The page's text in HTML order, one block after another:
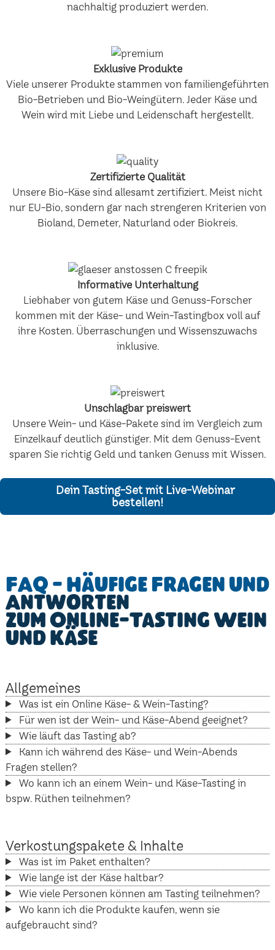
nachhaltig produziert werden.
Exklusive Produkte
Viele unserer Produkte stammen von familiengeführten
Bio-Betrieben und Bio-Weingütern. Jeder Käse und
Wein wird mit Liebe und Leidenschaft hergestellt.
Zertifizierte Qualität
Unsere Bio-Käse sind allesamt zertifiziert. Meist nicht
nur EU-Bio, sondern gar nach strengeren Kriterien von
Bioland, Demeter, Naturland oder Biokreis.
Informative Unterhaltung
Liebhaber von gutem Käse und Genuss-Forscher
kommen mit der Käse- und Wein-Tastingbox voll auf
ihre Kosten. Überraschungen und Wissenszuwachs
inklusive.
Unschlagbar preiswert
Unsere Wein- und Käse-Pakete sind im Vergleich zum
Einzelkauf deutlich günstiger. Mit dem Genuss-Event
sparen Sie richtig Geld und tanken Genuss mit Wissen.
Dein Tasting-Set mit Live-Webinar
bestellen!
FAQ - Häufige Fragen und
Antworten
zum Online-Tasting Wein
und Käse
Allgemeines
Was ist ein Online Käse- & Wein-Tasting?
Für wen ist der Wein- und Käse-Abend geeignet?
Wie läuft das Tasting ab?
Kann ich während des Käse- und Wein-Abends
Fragen stellen?
Wo kann ich an einem Wein- und Käse-Tasting in
bspw. Rüthen teilnehmen?
Verkostungspakete & Inhalte
Was ist im Paket enthalten?
Wie lange ist der Käse haltbar?
Wie viele Personen können am Tasting teilnehmen?
Wo kann ich die Produkte kaufen, wenn sie
aufgebraucht sind?